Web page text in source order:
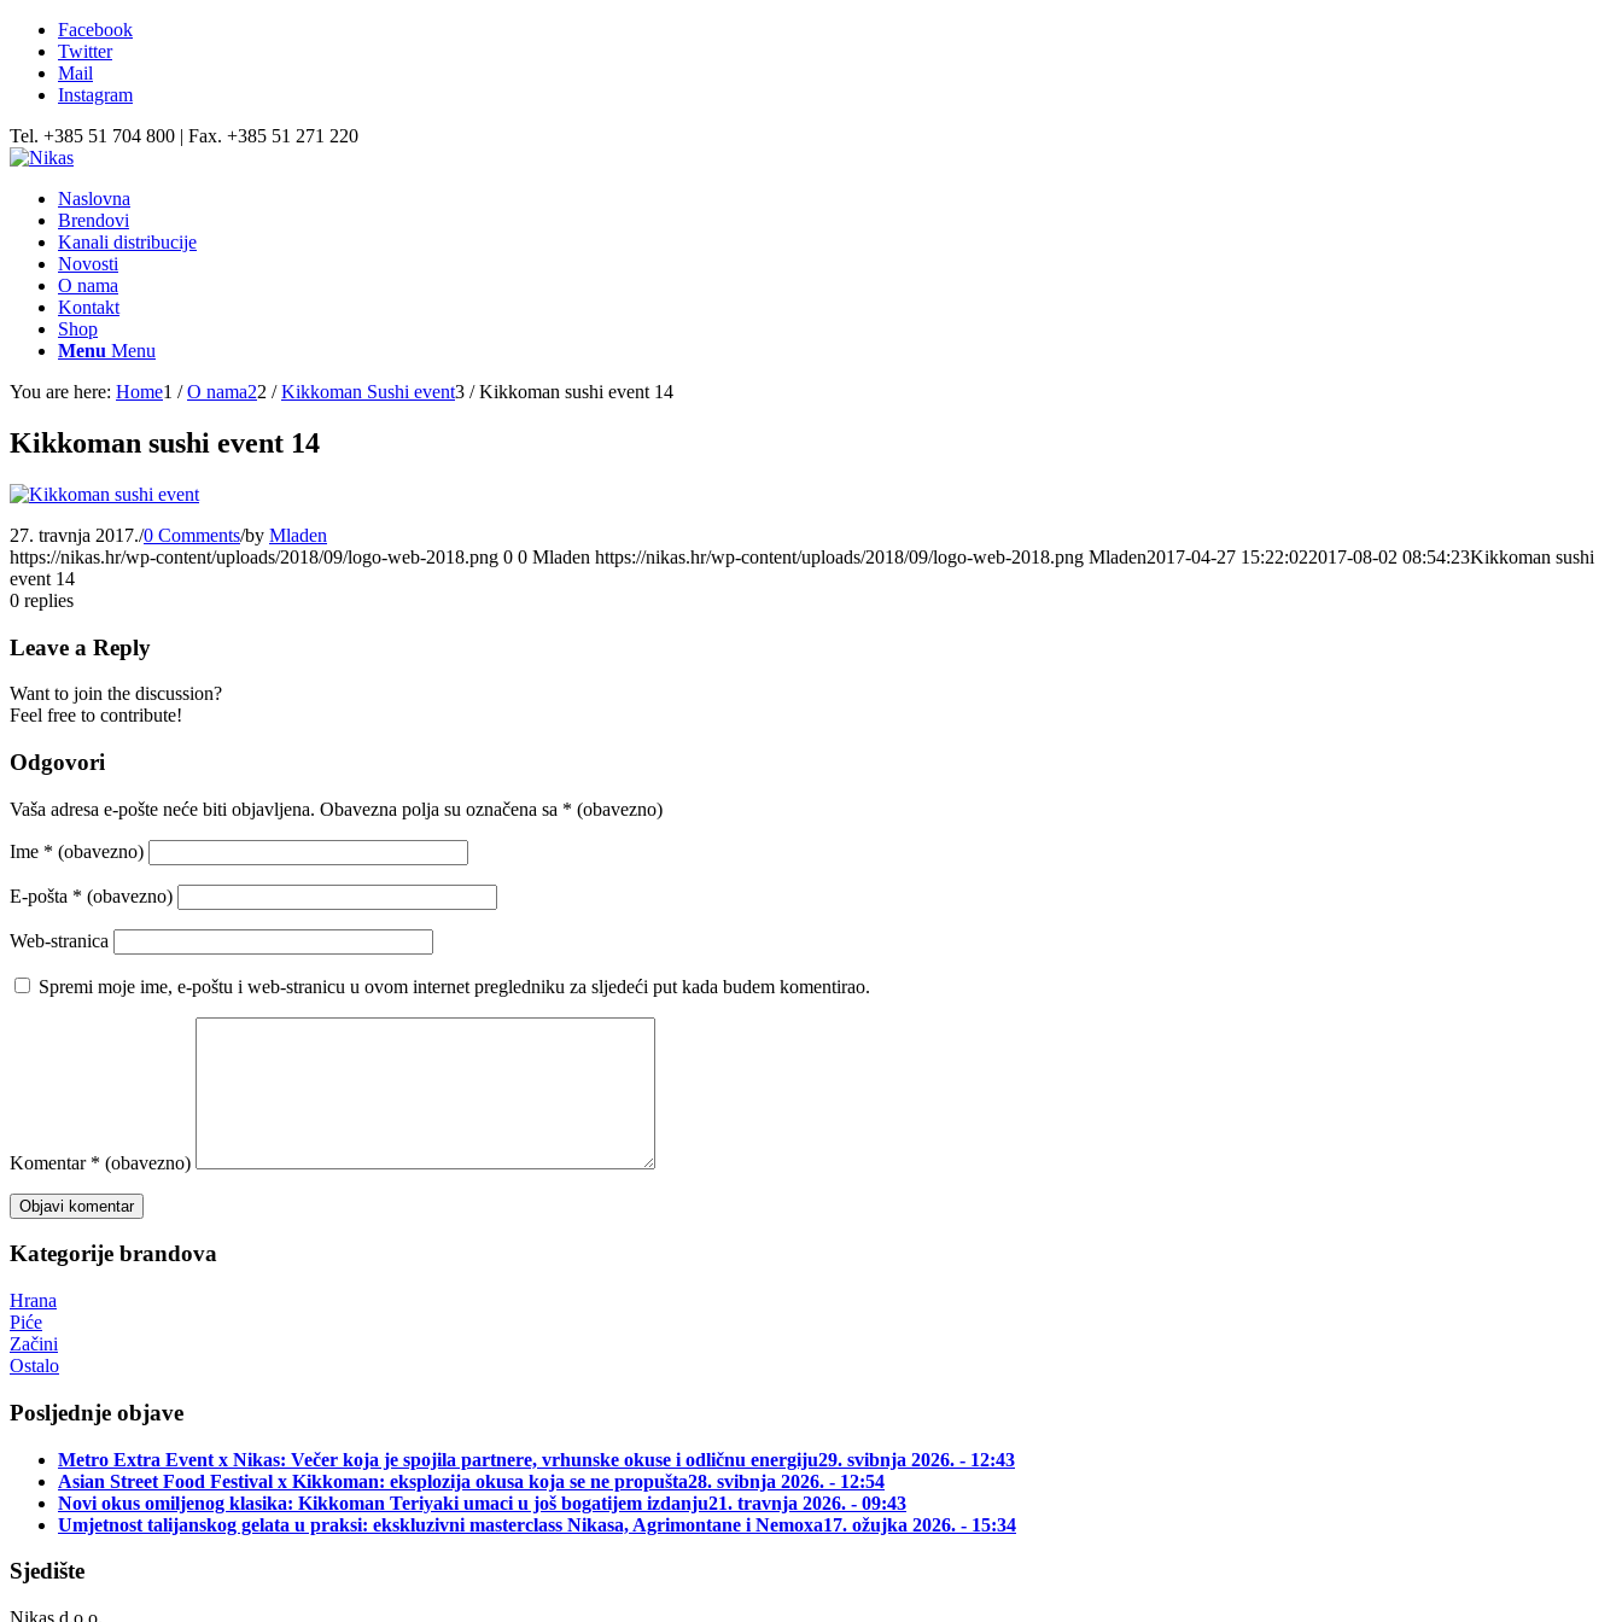
Facebook
Twitter
Mail
Instagram
Tel. +385 51 704 800 | Fax. +385 51 271 220
Naslovna
Brendovi
Kanali distribucije
Novosti
O nama
Kontakt
Shop
Menu Menu
You are here: Home1 / O nama22 / Kikkoman Sushi event3 / Kikkoman sushi event 14
Kikkoman sushi event 14
27. travnja 2017./0 Comments/by Mladen
https://nikas.hr/wp-content/uploads/2018/09/logo-web-2018.png 0 0 Mladen https://nikas.hr/wp-content/uploads/2018/09/logo-web-2018.png Mladen2017-04-27 15:22:022017-08-02 08:54:23Kikkoman sushi
event 14
0 replies
Leave a Reply
Want to join the discussion?
Feel free to contribute!
Odgovori
Vaša adresa e-pošte neće biti objavljena. Obavezna polja su označena sa * (obavezno)
Ime * (obavezno)
E-pošta * (obavezno)
Web-stranica
Spremi moje ime, e-poštu i web-stranicu u ovom internet pregledniku za sljedeći put kada budem komentirao.
Komentar * (obavezno)
Kategorije brandova
Hrana
Piće
Začini
Ostalo
Posljednje objave
Metro Extra Event x Nikas: Večer koja je spojila partnere, vrhunske okuse i odličnu energiju29. svibnja 2026. - 12:43
Asian Street Food Festival x Kikkoman: eksplozija okusa koja se ne propušta28. svibnja 2026. - 12:54
Novi okus omiljenog klasika: Kikkoman Teriyaki umaci u još bogatijem izdanju21. travnja 2026. - 09:43
Umjetnost talijanskog gelata u praksi: ekskluzivni masterclass Nikasa, Agrimontane i Nemoxa17. ožujka 2026. - 15:34
Sjedište
Nikas d.o.o.